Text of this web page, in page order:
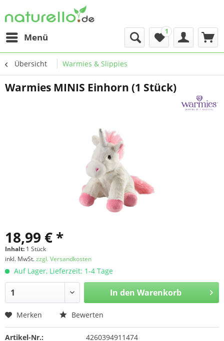
Menü
1
Übersicht Warmies & Slippies
Warmies MINIS Einhorn (1 Stück)
18,99 € *
Inhalt: 1 Stück
inkl. MwSt.zzgl. Versandkosten
Auf Lager, Lieferzeit: 1-4 Tage
In den Warenkorb
Merken Bewerten
Artikel-Nr.: 4260394911474